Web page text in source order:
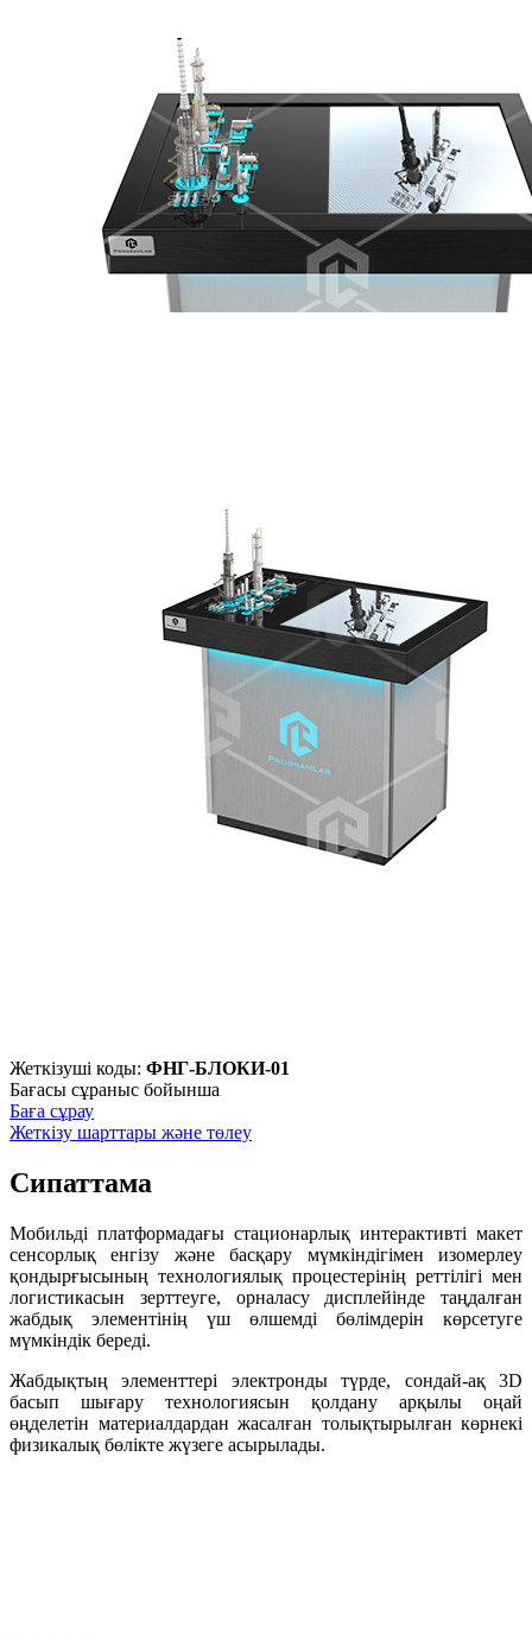
Жеткізуші коды: ФНГ-БЛОКИ-01
Бағасы сұраныс бойынша
Баға сұрау
Жеткізу шарттары және төлеу
Сипаттама
Мобильді платформадағы стационарлық интерактивті макет
сенсорлық енгізу және басқару мүмкіндігімен изомерлеу
қондырғысының технологиялық процестерінің реттілігі мен
логистикасын зерттеуге, орналасу дисплейінде таңдалған
жабдық элементінің үш өлшемді бөлімдерін көрсетуге
мүмкіндік береді.
Жабдықтың элементтері электронды түрде, сондай-ақ 3D
басып шығару технологиясын қолдану арқылы оңай
өңделетін материалдардан жасалған толықтырылған көрнекі
физикалық бөлікте жүзеге асырылады.